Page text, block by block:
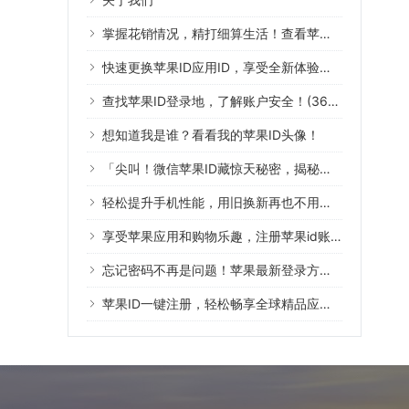
掌握花销情况，精打细算生活！查看苹果ID账单帮你实现
快速更换苹果ID应用ID，享受全新体验！（39字符）
查找苹果ID登录地，了解账户安全！(36个字符)
想知道我是谁？看看我的苹果ID头像！
「尖叫！微信苹果ID藏惊天秘密，揭秘全过程」
轻松提升手机性能，用旧换新再也不用费心啦！
享受苹果应用和购物乐趣，注册苹果id账号，轻松付款！
忘记密码不再是问题！苹果最新登录方式来了！
苹果ID一键注册，轻松畅享全球精品应用！